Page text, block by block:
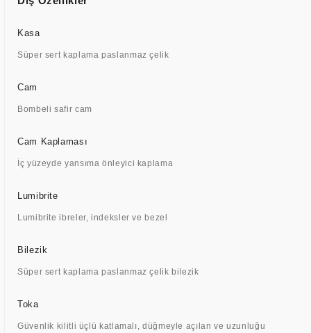
Kasa
Süper sert kaplama paslanmaz çelik
Cam
Bombeli safir cam
Cam Kaplaması
İç yüzeyde yansıma önleyici kaplama
Lumibrite
Lumibrite ibreler, indeksler ve bezel
Bilezik
Süper sert kaplama paslanmaz çelik bilezik
Toka
Güvenlik kilitli üçlü katlamalı, düğmeyle açılan ve uzunluğu